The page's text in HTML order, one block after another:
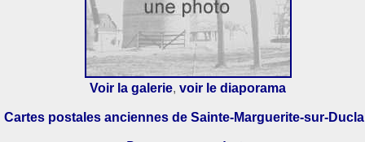
Voir la galerie, voir le diaporama
Cartes postales anciennes de Sainte-Marguerite-sur-